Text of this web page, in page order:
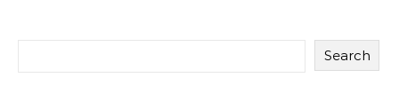
Search